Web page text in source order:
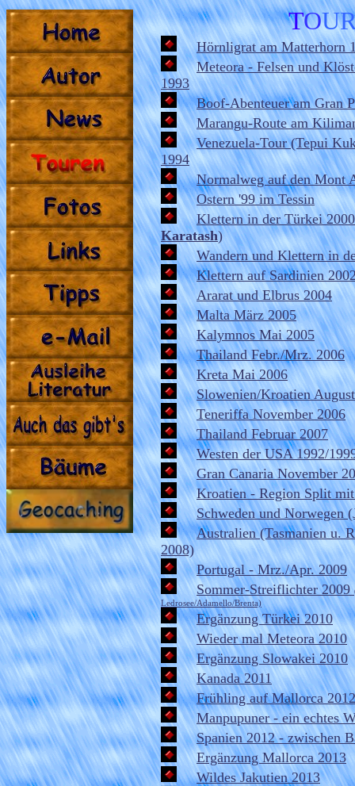
TOU
Hörnligrat am Matterhorn
Meteora - Felsen und
1993
Boof-Abenteuer am Gran
Marangu-Route am
Venezuela-Tour (Tepui
1994
Normalweg auf den Mont
Ostern '99 im Tessin
Klettern in der Türkei
Karatash)
Wandern und Klettern in
Klettern auf Sardinien
Ararat und Elbrus 2004
Malta März 2005
Kalymnos Mai 2005
Thailand Febr./Mrz. 2006
Kreta Mai 2006
Slowenien/Kroatien
Teneriffa November 2006
Thailand Februar 2007
Westen der USA 1992/
Gran Canaria November
Kroatien - Region Split
Schweden und Norwegen
Australien (Tasmanien u.
2008)
Portugal - Mrz./Apr. 2009
Sommer-Streiflichter 2009
Ledrosee/Adamello/Brenta)
Ergänzung Türkei 2010
Wieder mal Meteora 2010
Ergänzung Slowakei 2010
Kanada 2011
Frühling auf Mallorca 2012
Manpupuner - ein echtes
Spanien 2012 - zwischen
Ergänzung Mallorca 2013
Wildes Jakutien 2013